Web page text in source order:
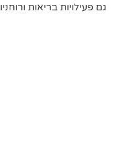
גם פעילויות בריאות